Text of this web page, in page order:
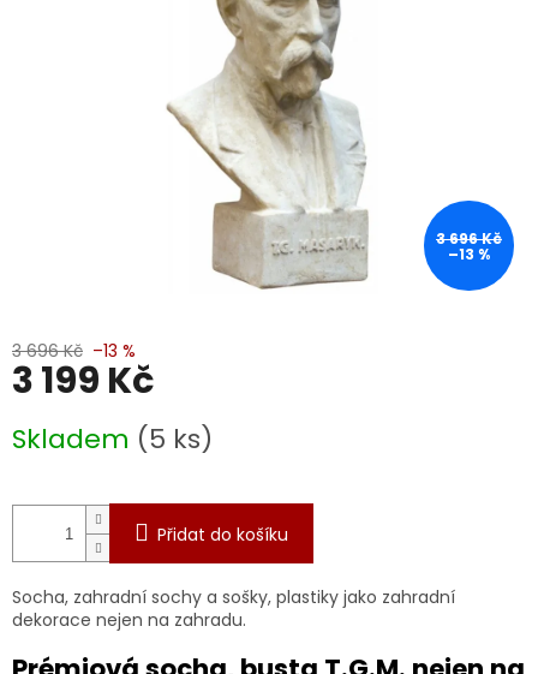
3 696 Kč
–13 %
3 696 Kč –13 %
3 199 Kč
cena:
Skladem (5 ks)
Přidat do košíku
Socha, zahradní sochy a sošky, plastiky jako zahradní
dekorace nejen na zahradu.